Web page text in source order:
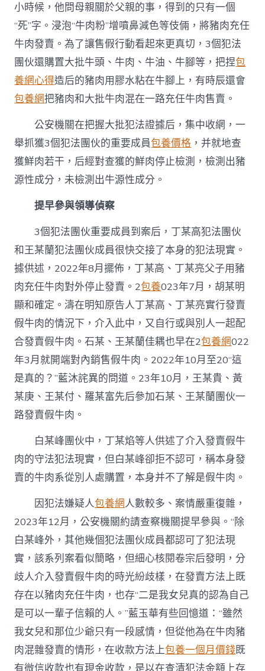
小時候，他問母親關於父親的事，得到的只有一個
“死”字。浸泡“牛肉粉”增噴鼻減色等伎倆，將豬肉充任
牛肉發賣。為了讓售假行動看起來更真切，3個犯法
團伙還購置大批牛頭、牛肉、牛油、牛腳等，把捏包
養網心得造后的豬肉用膠水粘在牛腳上，有時辰還會
包養網把豬肉和大批牛肉混在一路充任牛肉售賣。
公安機關在把握大批犯法證據后，集中收網，一
舉抓獲3個犯法團伙的重要成員包養價格 ，并就地查
獲鮮肉若干，后經對查獲的鮮肉停止檢測，檢測出豬
源性成分，未檢測出牛源性成分。
提早參與領導偵察
3個犯法團伙重要成員到案后，丁某高犯法團伙
和王某蘭犯法團伙成員很快交接了本身的犯法現實。
據供述，2022年8月擺佈，丁某高、丁某亮父子用豬
肉充任牛肉對外停止發賣。2包養023年7月，胡某明
顯和確定。濤在明知原告人丁某高、丁某亮實行發賣
假牛肉的情況下，介入此中，又自行或與別人一起配
合發賣假牛肉。石某、王某蘭佳耦也早在2包養網022
年3月就開端對內銷售假牛肉。2022年10月至20“這
是真的？”藍沐詫異的問道。23年10月，王某貴、黃
某庚、王某付、羅某富先后參加石某、王某蘭團伙一
路發賣假牛肉。
白某峰團伙中，丁某焰等人供述了介入發賣假牛
肉的守法犯法現實，但白某峰卻拒不認可，稱本身發
賣的牛肉系從別人處購置，本身并不了解是假牛肉。
因犯法嫌疑人包養網人數較多、案情嚴重復雜，
2023年12月，公安機關約請查察機關提早參與。“除
白某峰外，其他幾個犯法團伙成員都認可了犯法現
實，該系列案看似簡略，但細心核閱卷宗后發明，分
歧人介入發賣假牛肉的時光紛歧樣，在發賣方法上既
存在以豬肉充任牛肉，也存“二是我女兒真的認為自己
是可以一輩子信賴的人。”藍玉華有些回憶道：“雖然
我女兒和那位少爺只有一段感情，但從他為在牛肉豬
肉混雜發賣的情形，在收款方法上包養一個月價錢既